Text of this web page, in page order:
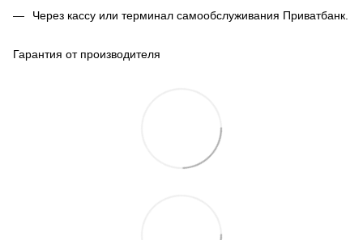
Через кассу или терминал самообслуживания Приватбанк.
Гарантия от производителя